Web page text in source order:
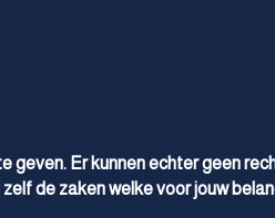
Er kunnen echter geen
de zaken welke voor jouw